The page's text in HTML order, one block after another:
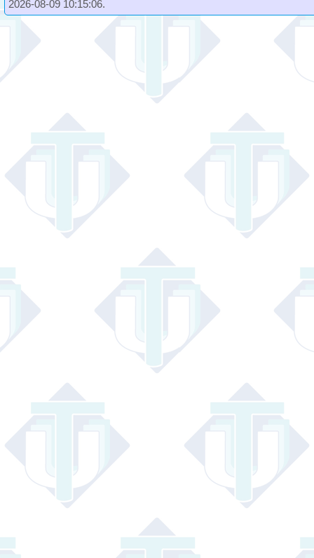
2026-08-09 10:15:06.